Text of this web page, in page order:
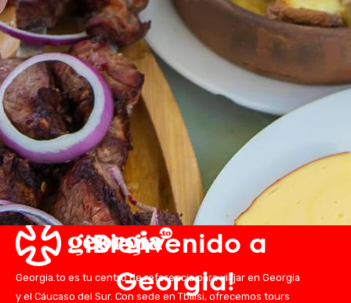
¡Bienvenido a
Georgia!
Georgia.to es tu centro de referencia para viajar en Georgia
y el Cáucaso del Sur. Con sede en Tbilisi, ofrecemos tours